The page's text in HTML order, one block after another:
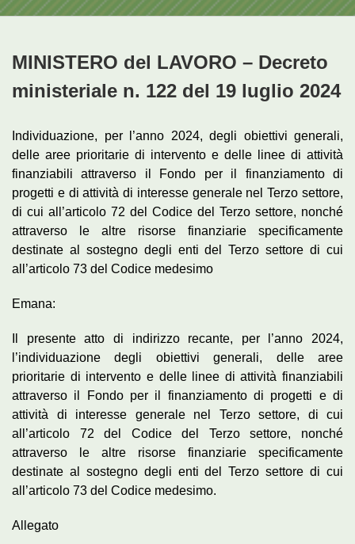
MINISTERO del LAVORO – Decreto
ministeriale n. 122 del 19 luglio 2024
Individuazione, per l’anno 2024, degli obiettivi generali,
delle aree prioritarie di intervento e delle linee di attività
finanziabili attraverso il Fondo per il finanziamento di
progetti e di attività di interesse generale nel Terzo settore,
di cui all’articolo 72 del Codice del Terzo settore, nonché
attraverso le altre risorse finanziarie specificamente
destinate al sostegno degli enti del Terzo settore di cui
all’articolo 73 del Codice medesimo
Emana:
Il presente atto di indirizzo recante, per l’anno 2024,
l’individuazione degli obiettivi generali, delle aree
prioritarie di intervento e delle linee di attività finanziabili
attraverso il Fondo per il finanziamento di progetti e di
attività di interesse generale nel Terzo settore, di cui
all’articolo 72 del Codice del Terzo settore, nonché
attraverso le altre risorse finanziarie specificamente
destinate al sostegno degli enti del Terzo settore di cui
all’articolo 73 del Codice medesimo.
Allegato